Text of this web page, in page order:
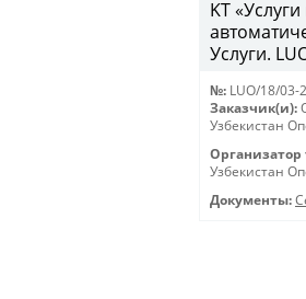
KT
Услуги.
№: LUO/18/03-
Заказчик(и):
Узбекистан
Организатор
Узбекистан
Документы: